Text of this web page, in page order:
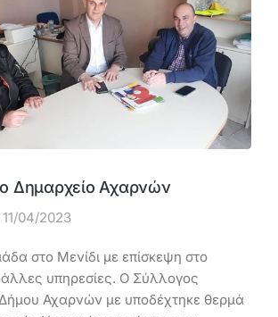
Δημαρχείο Αχαρνών
11/04/2023
στο Μενίδι με επίσκεψη στο
άλλες υπηρεσίες. Ο Σύλλογος
Αχαρνών με υποδέχτηκε θερμά